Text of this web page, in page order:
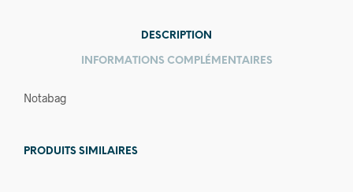
DESCRIPTION
INFORMATIONS COMPLÉMENTAIRES
Notabag
PRODUITS SIMILAIRES